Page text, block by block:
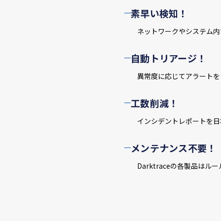
素早い検知！
ネットワークやシステム
自動トリアージ！
異常度に応じてアラート
工数削減！
インシデントレポートを
メンテナンス不要！
Darktraceの各製品はルー